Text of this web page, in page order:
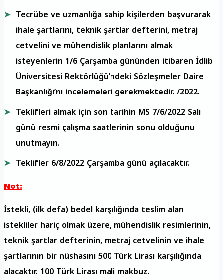
Tecrübe ve uzmanlığa sahip kişilerden başvurarak
ihale şartlarını, teknik şartlar defterini, metraj
cetvelini ve mühendislik planlarını almak
isteyenlerin 1/6 Çarşamba gününden itibaren İdlib
Üniversitesi Rektörlüğü’ndeki Sözleşmeler Daire
Başkanlığı’nı incelemeleri gerekmektedir. /2022.
Teklifleri almak için son tarihin MS 7/6/2022 Salı
günü resmi çalışma saatlerinin sonu olduğunu
unutmayın.
Teklifler 6/8/2022 Çarşamba günü açılacaktır.
Not:
İstekli, (ilk defa) bedel karşılığında teslim alan
istekliler hariç olmak üzere, mühendislik resimlerinin,
teknik şartlar defterinin, metraj cetvelinin ve ihale
şartlarının bir nüshasını 500 Türk Lirası karşılığında
alacaktır. 100 Türk Lirası mali makbuz.